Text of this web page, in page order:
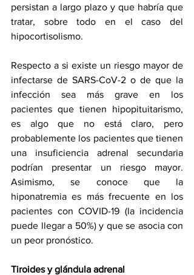
persistan a largo plazo y que habría que
tratar, sobre todo en el caso del
hipocortisolismo.
Respecto a si existe un riesgo mayor de
infectarse de SARS-CoV-2 o de que la
infección sea más grave en los
pacientes que tienen hipopituitarismo,
es algo que no está claro, pero
probablemente los pacientes que tienen
una insuficiencia adrenal secundaria
podrían presentar un riesgo mayor.
Asimismo, se conoce que la
hiponatremia es más frecuente en los
pacientes con COVID-19 (la incidencia
puede llegar a 50%) y que se asocia con
un peor pronóstico.
Tiroides y glándula adrenal